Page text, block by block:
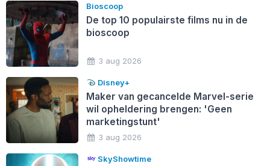
Bioscoop
De top 10 populairste films nu in de
bioscoop
3 aug 2026
Disney+
Maker van gecancelde Marvel-serie
wil opheldering brengen: 'Geen
marketingstunt'
3 aug 2026
SkyShowtime